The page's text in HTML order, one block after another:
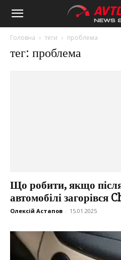
Avtosota
Головна теги проблема
тег: проблема
Що робити, якщо
автомобілі загорівся
Олексій Астапов - 15.01.2025